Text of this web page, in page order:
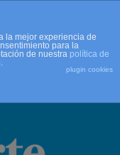
la mejor experiencia de
para la
de nuestra política de
plugin cookies